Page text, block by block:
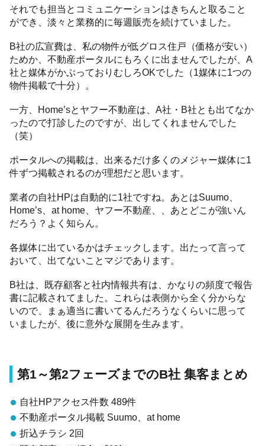
それでも担当とコミュニケーションはきちんと取ること
ができ、淡々と業務的に毎週販売を続けていました。
B社の広宣費は、私の物件が低グロス住戸（価格が安い）
ためか、不動産ポータルにもろくに出ませんでしたが、A
社と媒体がかぶっておりむしろOKでした（1媒体に1つの
物件掲載で十分）。
一方、Home’sとヤフー不動産は、A社・B社とも出てなか
ったので打診したのですが、出してくれませんでした
（笑）
ポータルへの掲載は、出来るだけ多くのメジャー媒体に1
件ずつ掲載されるのが理想だと思います。
業者の自社HPは自動的に1社ですね。あとはSuumo、
Home’s、at home、ヤフー不動産、、あとどこが強いん
だろう？よく知らん。
各媒体に出ているかはチェックします。出たって言って
おいて、出てないことマジであります。
B社は、既存顧客と社内情報共有は、かなりの頻度で報告
書に記載されてました。これらは表側から全く分からな
いので、まぁ適当に書いてるんだろうなくらいに思って
いましたが、後に意外な展開を生みます。
第1～第2フェーズまでのB社 集客まとめ
自社HPアクセス件数 489件
不動産ポータル掲載 Suumo、at home
折込チラシ 2回